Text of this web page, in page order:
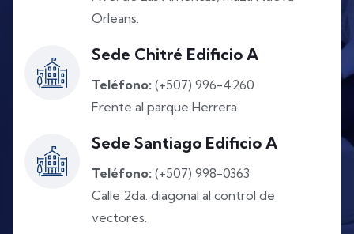
Orleans.
Sede Chitré Edificio A
Teléfono: (+507) 996-4260
Frente al parque Herrera.
Sede Santiago Edificio A
Teléfono: (+507) 998-0363
Calle 2da. diagonal al control de
vectores.